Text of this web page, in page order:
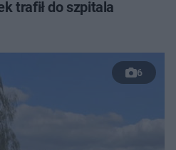
trafił do szpitala
6